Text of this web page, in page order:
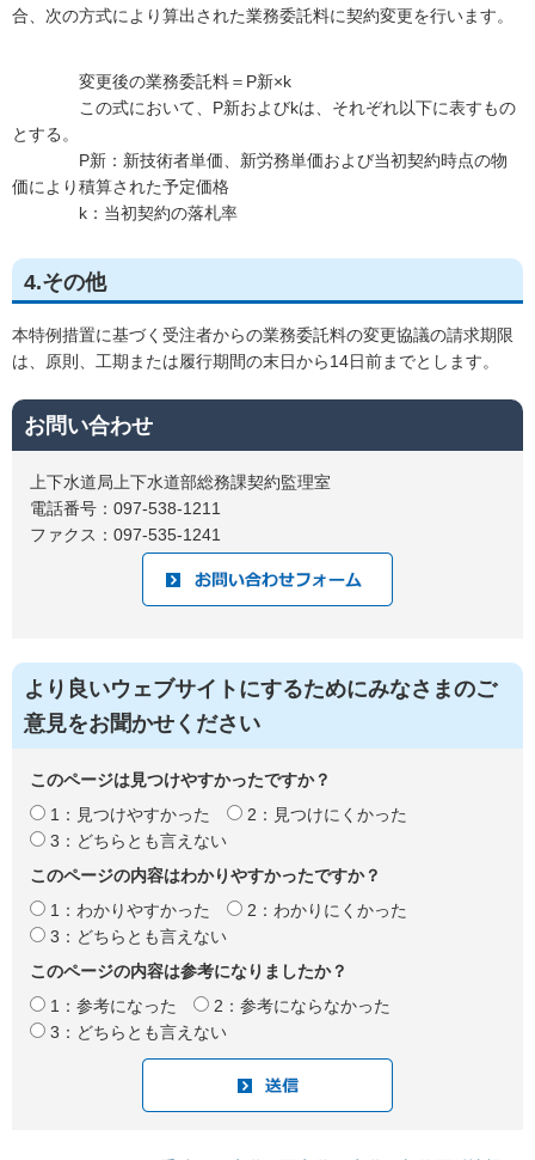
合、次の方式により算出された業務委託料に契約変更を行います。
変更後の業務委託料＝P新×k
この式において、P新およびkは、それぞれ以下に表すもの
とする。
P新：新技術者単価、新労務単価および当初契約時点の物
価により積算された予定価格
k：当初契約の落札率
4.その他
本特例措置に基づく受注者からの業務委託料の変更協議の請求期限
は、原則、工期または履行期間の末日から14日前までとします。
お問い合わせ
上下水道局上下水道部総務課契約監理室
電話番号：097-538-1211
ファクス：097-535-1241
より良いウェブサイトにするためにみなさまのご
意見をお聞かせください
このページは見つけやすかったですか？
1：見つけやすかった
2：見つけにくかった
3：どちらとも言えない
このページの内容はわかりやすかったですか？
1：わかりやすかった
2：わかりにくかった
3：どちらとも言えない
このページの内容は参考になりましたか？
1：参考になった
2：参考にならなかった
3：どちらとも言えない